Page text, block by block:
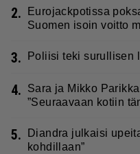
2.
Eurojackpotissa
Suomen isoin voitto
3. Poliisi teki surullisen
4.
Sara ja Mikko
”Seuraavaan kotiin
5.
Diandra julkaisi
kohdillaan”